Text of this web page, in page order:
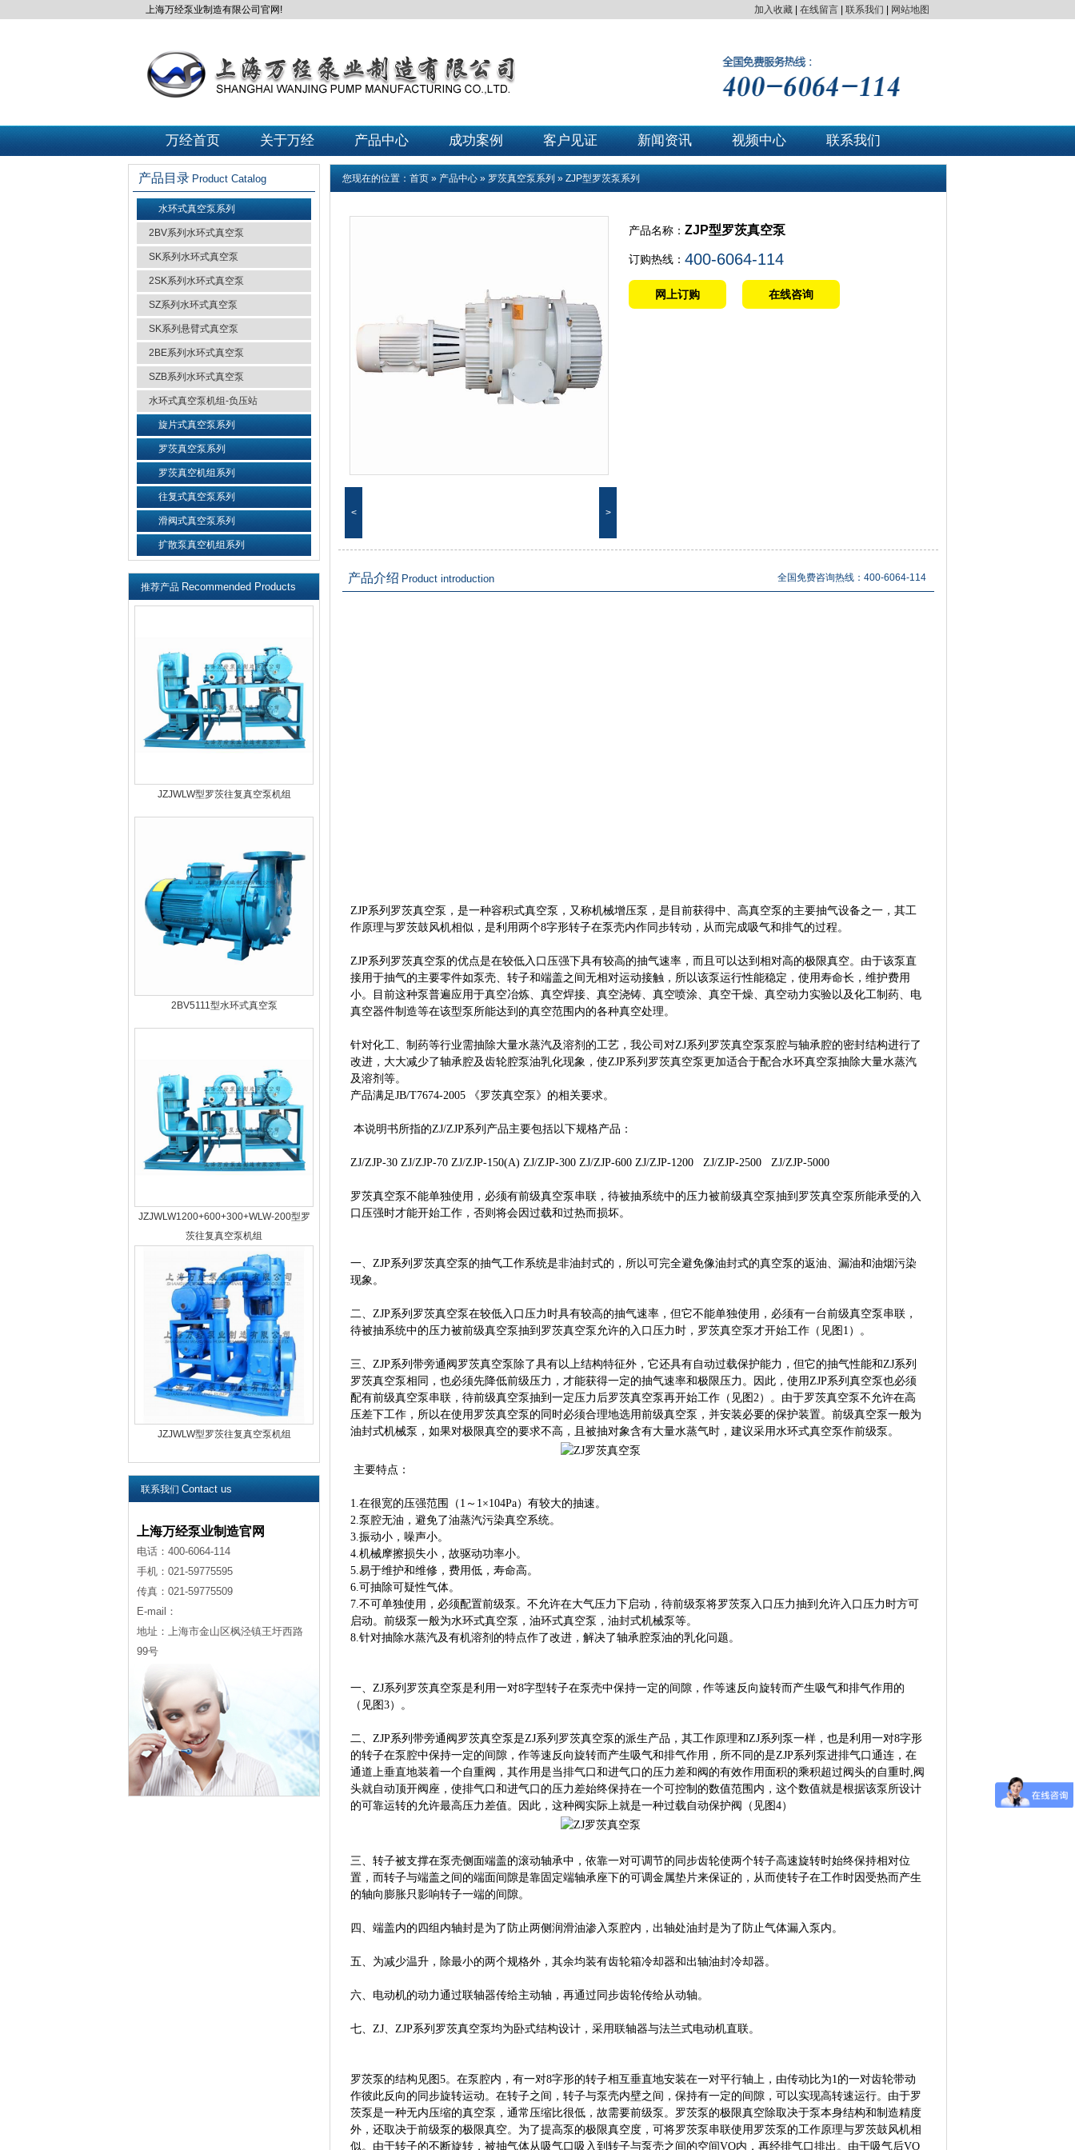
加入收藏 在线留言 联系我们 网站地图
上海万经泵业制造有限公司官网!
万经首页 关于万经 产品中心 成功案例 客户见证 新闻资讯 视频中心 联系我们
产品目录 Product Catalog
水环式真空泵系列
2BV系列水环式真空泵
SK系列水环式真空泵
2SK系列水环式真空泵
SZ系列水环式真空泵
SK系列悬臂式真空泵
2BE系列水环式真空泵
SZB系列水环式真空泵
水环式真空泵机组-负压站
旋片式真空泵系列
罗茨真空泵系列
罗茨真空机组系列
往复式真空泵系列
滑阀式真空泵系列
扩散泵真空机组系列
推荐产品 Recommended Products
JZJWLW型罗茨往复真空泵机组
2BV5111型水环式真空泵
JZJWLW1200+600+300+WLW-200型罗
茨往复真空泵机组
JZJWLW型罗茨往复真空泵机组
联系我们 Contact us
上海万经泵业制造官网
电话：400-6064-114
手机：021-59775595
传真：021-59775509
E-mail：
地址：上海市金山区枫泾镇王圩西路
99号
您现在的位置： 首页 » 产品中心 » 罗茨真空泵系列 » ZJP型罗茨泵系列
< >
产品名称： ZJP型罗茨真空泵
订购热线： 400-6064-114
网上订购 在线咨询
产品介绍 Product introduction 全国免费咨询热线：400-6064-114
ZJP系列罗茨真空泵，是一种容积式真空泵，又称机械增压泵，是目前获得中、高真空泵的主要抽气设备之一，其工
作原理与罗茨鼓风机相似，是利用两个8字形转子在泵壳内作同步转动，从而完成吸气和排气的过程。
ZJP系列罗茨真空泵的优点是在较低入口压强下具有较高的抽气速率，而且可以达到相对高的极限真空。由于该泵直
接用于抽气的主要零件如泵壳、转子和端盖之间无相对运动接触，所以该泵运行性能稳定，使用寿命长，维护费用
小。目前这种泵普遍应用于真空冶炼、真空焊接、真空浇铸、真空喷涂、真空干燥、真空动力实验以及化工制药、电
真空器件制造等在该型泵所能达到的真空范围内的各种真空处理。
针对化工、制药等行业需抽除大量水蒸汽及溶剂的工艺，我公司对ZJ系列罗茨真空泵泵腔与轴承腔的密封结构进行了
改进，大大减少了轴承腔及齿轮腔泵油乳化现象，使ZJP系列罗茨真空泵更加适合于配合水环真空泵抽除大量水蒸汽
及溶剂等。
产品满足JB/T7674-2005 《罗茨真空泵》的相关要求。
本说明书所指的ZJ/ZJP系列产品主要包括以下规格产品：
ZJ/ZJP-30 ZJ/ZJP-70 ZJ/ZJP-150(A) ZJ/ZJP-300 ZJ/ZJP-600 ZJ/ZJP-1200 ZJ/ZJP-2500 ZJ/ZJP-5000
罗茨真空泵不能单独使用，必须有前级真空泵串联，待被抽系统中的压力被前级真空泵抽到罗茨真空泵所能承受的入
口压强时才能开始工作，否则将会因过载和过热而损坏。
一、ZJP系列罗茨真空泵的抽气工作系统是非油封式的，所以可完全避免像油封式的真空泵的返油、漏油和油烟污染
现象。
二、ZJP系列罗茨真空泵在较低入口压力时具有较高的抽气速率，但它不能单独使用，必须有一台前级真空泵串联，
待被抽系统中的压力被前级真空泵抽到罗茨真空泵允许的入口压力时，罗茨真空泵才开始工作（见图1）。
三、ZJP系列带旁通阀罗茨真空泵除了具有以上结构特征外，它还具有自动过载保护能力，但它的抽气性能和ZJ系列
罗茨真空泵相同，也必须先降低前级压力，才能获得一定的抽气速率和极限压力。因此，使用ZJP系列真空泵也必须
配有前级真空泵串联，待前级真空泵抽到一定压力后罗茨真空泵再开始工作（见图2）。由于罗茨真空泵不允许在高
压差下工作，所以在使用罗茨真空泵的同时必须合理地选用前级真空泵，并安装必要的保护装置。前级真空泵一般为
油封式机械泵，如果对极限真空的要求不高，且被抽对象含有大量水蒸气时，建议采用水环式真空泵作前级泵。
主要特点：
1.在很宽的压强范围（1～1×104Pa）有较大的抽速。
2.泵腔无油，避免了油蒸汽污染真空系统。
3.振动小，噪声小。
4.机械摩擦损失小，故驱动功率小。
5.易于维护和维修，费用低，寿命高。
6.可抽除可疑性气体。
7.不可单独使用，必须配置前级泵。不允许在大气压力下启动，待前级泵将罗茨泵入口压力抽到允许入口压力时方可
启动。前级泵一般为水环式真空泵，油环式真空泵，油封式机械泵等。
8.针对抽除水蒸汽及有机溶剂的特点作了改进，解决了轴承腔泵油的乳化问题。
一、ZJ系列罗茨真空泵是利用一对8字型转子在泵壳中保持一定的间隙，作等速反向旋转而产生吸气和排气作用的
（见图3）。
二、ZJP系列带旁通阀罗茨真空泵是ZJ系列罗茨真空泵的派生产品，其工作原理和ZJ系列泵一样，也是利用一对8字形
的转子在泵腔中保持一定的间隙，作等速反向旋转而产生吸气和排气作用，所不同的是ZJP系列泵进排气口通连，在
通道上垂直地装着一个自重阀，其作用是当排气口和进气口的压力差和阀的有效作用面积的乘积超过阀头的自重时,阀
头就自动顶开阀座，使排气口和进气口的压力差始终保持在一个可控制的数值范围内，这个数值就是根据该泵所设计
的可靠运转的允许最高压力差值。因此，这种阀实际上就是一种过载自动保护阀（见图4）
三、转子被支撑在泵壳侧面端盖的滚动轴承中，依靠一对可调节的同步齿轮使两个转子高速旋转时始终保持相对位
置，而转子与端盖之间的端面间隙是靠固定端轴承座下的可调金属垫片来保证的，从而使转子在工作时因受热而产生
的轴向膨胀只影响转子一端的间隙。
四、端盖内的四组内轴封是为了防止两侧润滑油渗入泵腔内，出轴处油封是为了防止气体漏入泵内。
五、为减少温升，除最小的两个规格外，其余均装有齿轮箱冷却器和出轴油封冷却器。
六、电动机的动力通过联轴器传给主动轴，再通过同步齿轮传给从动轴。
七、ZJ、ZJP系列罗茨真空泵均为卧式结构设计，采用联轴器与法兰式电动机直联。
罗茨泵的结构见图5。在泵腔内，有一对8字形的转子相互垂直地安装在一对平行轴上，由传动比为1的一对齿轮带动
作彼此反向的同步旋转运动。在转子之间，转子与泵壳内壁之间，保持有一定的间隙，可以实现高转速运行。由于罗
茨泵是一种无内压缩的真空泵，通常压缩比很低，故需要前级泵。罗茨泵的极限真空除取决于泵本身结构和制造精度
外，还取决于前级泵的极限真空。为了提高泵的极限真空度，可将罗茨泵串联使用罗茨泵的工作原理与罗茨鼓风机相
似。由于转子的不断旋转，被抽气体从吸气口吸入到转子与泵壳之间的空间VO内，再经排气口排出。由于吸气后VO